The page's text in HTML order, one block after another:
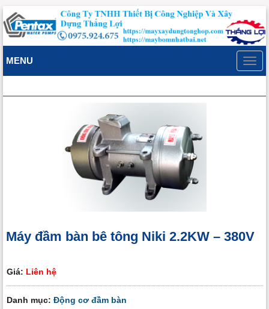
MENU
Máy đầm bàn bê tông Niki 2.2KW – 380V
Giá: Liên hệ
Danh mục: Động cơ đầm bàn